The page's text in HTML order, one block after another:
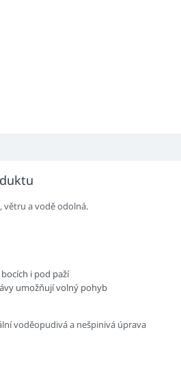
větru a vodě odolná.
i pod paží
umožňují volný pohyb
voděopudivá a nešpinivá úprava